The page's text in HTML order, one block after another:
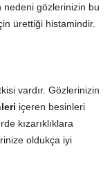
nedeni gözlerinizin bu
ürettiği histamindir.
vardır. Gözlerinizin
içeren besinleri
kızarıklıklara
oldukça iyi